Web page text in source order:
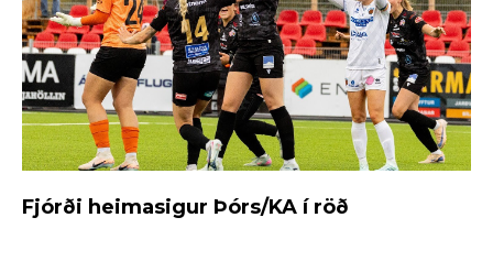
Fjórði heimasigur Þórs/KA í röð